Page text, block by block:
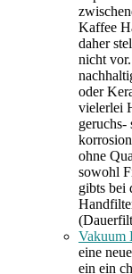
Kaffee
daher
nicht
oder
vielerlei
geruchs-
ohne
sowohl
gibts bei
Vakuum
eine
ein ein